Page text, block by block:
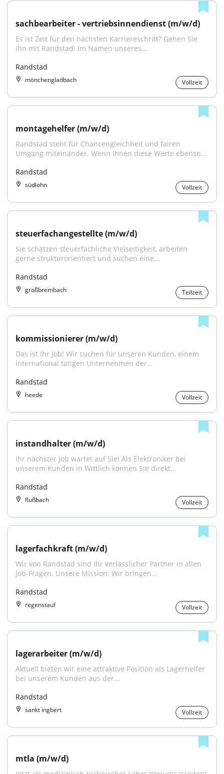
sachbearbeiter - vertriebsinnendienst (m/w/d)
Es ist Zeit für den nächsten Karriereschritt? Gehen Sie
ihn mit Randstad! Im Namen unseres...
Randstad
mönchengladbach Vollzeit
montagehelfer (m/w/d)
Randstad steht für Chancengleichheit und fairen
Umgang miteinander. Wenn Ihnen diese Werte ebenso...
Randstad
südlohn Vollzeit
steuerfachangestellte (m/w/d)
Sie schätzen steuerfachliche Vielseitigkeit, arbeiten
gerne strukturorientiert und suchen eine...
Randstad
großbrembach Teilzeit
kommissionierer (m/w/d)
Das ist Ihr Job! Wir suchen für unseren Kunden, einem
international tätigen Unternehmen der...
Randstad
heede Vollzeit
instandhalter (m/w/d)
Ihr nächster Job wartet auf Sie! Als Elektroniker bei
unserem Kunden in Wittlich können Sie direkt...
Randstad
flußbach Vollzeit
lagerfachkraft (m/w/d)
Wir von Randstad sind Ihr verlässlicher Partner in allen
Job-Fragen. Unsere Mission: Wir bringen...
Randstad
regenstauf Vollzeit
lagerarbeiter (m/w/d)
Aktuell bieten wir eine attraktive Position als Lagerhelfer
bei unserem Kunden aus der...
Randstad
sankt ingbert Vollzeit
mtla (m/w/d)